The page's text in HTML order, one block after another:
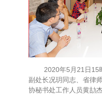
2020年5月21日15时
副处长况玥同志、省律
协秘书处工作人员黄劼